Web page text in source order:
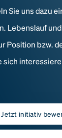
Sie uns dazu
Lebenslauf
Position bzw.
sich
Jetzt initiativ